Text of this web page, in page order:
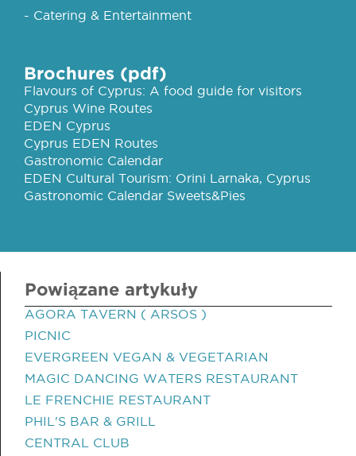
- Catering & Entertainment
Brochures (pdf)
Flavours of Cyprus: A food guide for visitors
Cyprus Wine Routes
EDEN Cyprus
Cyprus EDEN Routes
Gastronomic Calendar
EDEN Cultural Tourism: Orini Larnaka, Cyprus
Gastronomic Calendar Sweets&Pies
Powiązane artykuły
AGORA TAVERN ( ARSOS )
PICNIC
EVERGREEN VEGAN & VEGETARIAN
MAGIC DANCING WATERS RESTAURANT
LE FRENCHIE RESTAURANT
PHIL'S BAR & GRILL
CENTRAL CLUB